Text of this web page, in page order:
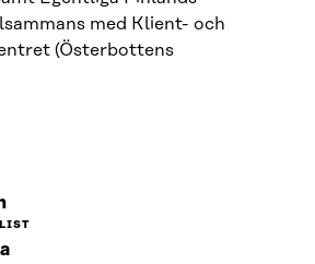
med Klient- och
(Österbottens